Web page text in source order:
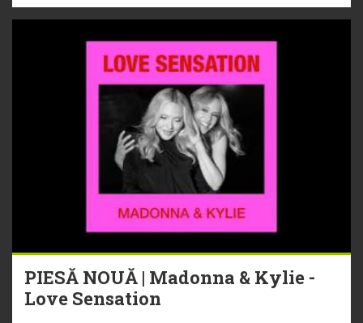
PIESĂ NOUĂ | Madonna & Kylie -
Love Sensation